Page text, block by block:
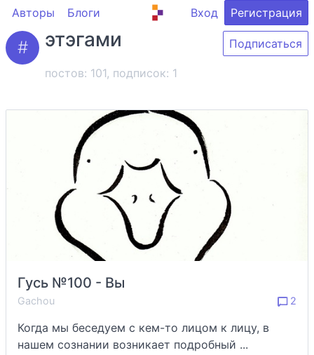
Авторы Блоги Вход Регистрация
этэгами
постов: 101, подписок: 1
Подписаться
Гусь №100 - Вы
Gachou 2
Когда мы беседуем с кем-то лицом к лицу, в
нашем сознании возникает подробный ...